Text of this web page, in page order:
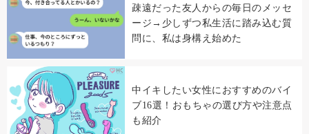
疎遠だった友人からの毎日のメッセ
ージ→少しずつ私生活に踏み込む質
問に、私は身構え始めた
中イキしたい女性におすすめのバイ
ブ16選！おもちゃの選び方や注意点
も紹介